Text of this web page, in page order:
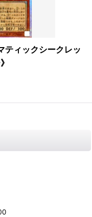
ィックシークレッ